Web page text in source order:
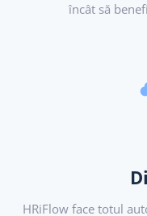
încât să
HRiFlow face totul